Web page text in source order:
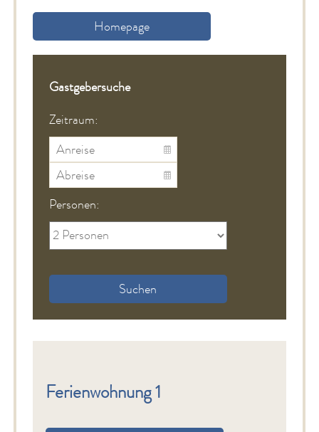
Homepage
Gastgebersuche
Zeitraum:
Personen:
Suchen
Ferienwohnung 1